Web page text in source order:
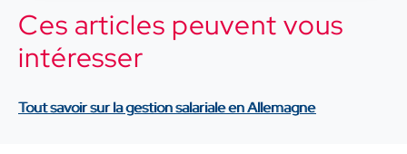
Ces articles peuvent vous
intéresser
Tout savoir sur la gestion salariale en Allemagne